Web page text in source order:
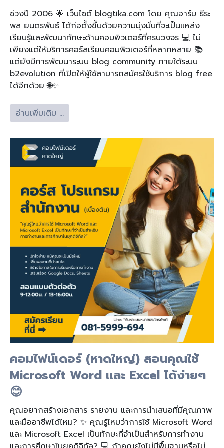
ช่วงปี 2006 🌟 เว็บไซต์ blogtika.com โดย คุณอาร์ม ธีระ
พล ยนตรพันธ์ ได้ก่อตั้งขึ้นด้วยความมุ่งมั่นที่จะเป็นแหล่ง
เรียนรู้และพัฒนาทักษะด้านคอมพิวเตอร์ที่ครบวงจร 💻 ไม่
เพียงแต่ให้บริการคอร์สเรียนคอมพิวเตอร์ที่หลากหลาย 📚
แต่ยังมีการพัฒนาระบบ blog community ภายใต้ระบบ
b2evolution ที่เปิดให้ผู้ใช้สามารถสมัครใช้บริการ blog free
ได้อีกด้วย 🌐✨
อ่านเพิ่มเติม …
คอมไฟน์เดอร์ (หาดใหญ่) สอนคุณใช้
Microsoft Word และ Excel ได้ง่ายๆ
😊
คุณอยากสร้างเอกสาร รายงาน และการนำเสนอที่มีคุณภาพ
และมืออาชีพได้ไหม? ✨ คุณรู้ไหมว่าการใช้ Microsoft Word
และ Microsoft Excel เป็นทักษะที่จำเป็นสำหรับการทำงาน